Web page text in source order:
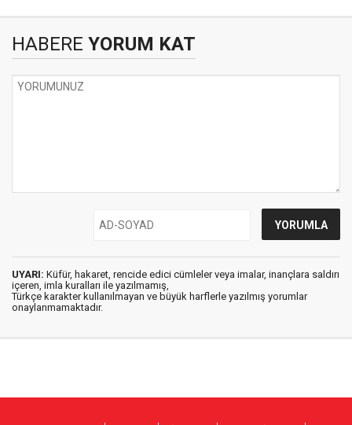
HABERE YORUM KAT
UYARI: Küfür, hakaret, rencide edici cümleler veya imalar, inançlara saldırı
içeren, imla kuralları ile yazılmamış,
Türkçe karakter kullanılmayan ve büyük harflerle yazılmış yorumlar
onaylanmamaktadır.